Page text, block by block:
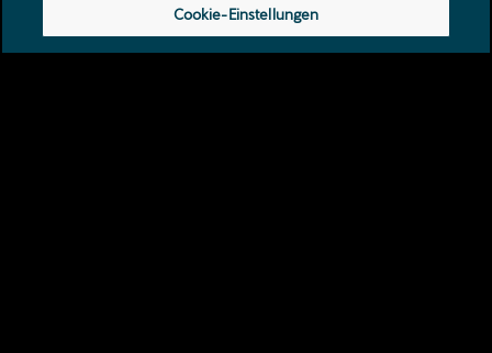
Montag - Donnerstag 07:15-12:00
Freitag
07:15-12:00 13:15-16:30
Samstag - Sonntag
geschlossen
Cookie-Einstellungen